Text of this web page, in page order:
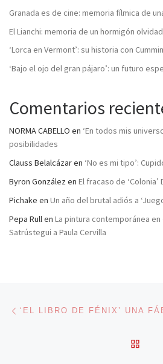
Granada es de cine: memoria fílmica de
El Lianchi: memoria de un hormigón
‘Lorca en Vermont’: su historia con
‘Bajo el ojo del gran pájaro’: un futuro
Comentarios
NORMA CABELLO en ‘En todos mis
posibilidades
Clauss Belalcázaren ‘No es mi tipo’:
Byron González en El fracaso de ‘Colonia’
Pichake en Un año del brutal adiós a
Pepa Rullen La pintura contemporánea en
Satrústegui a Paula Cervilla
Navegación de
‘EL LIBRO DE FÉNIX’ UNA